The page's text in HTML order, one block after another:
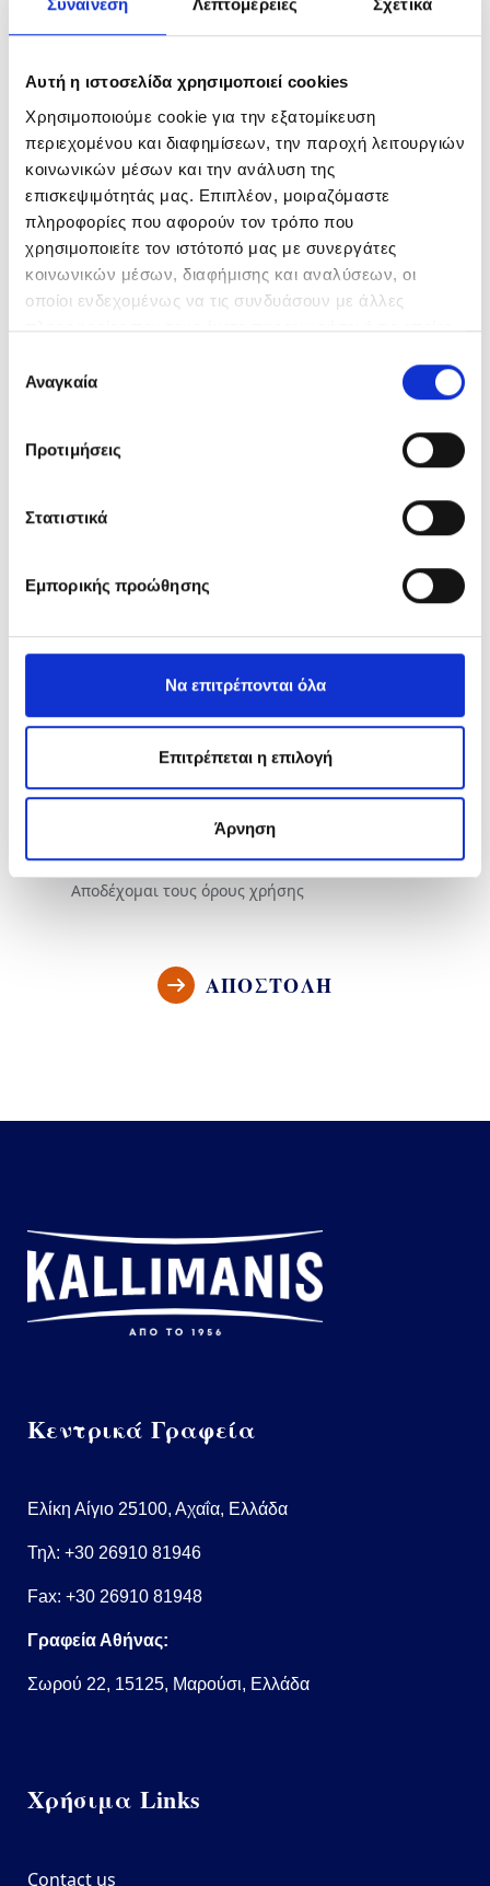
Συναίνεση Λεπτομέρειες Σχετικά
Αυτή η ιστοσελίδα χρησιμοποιεί cookies
Χρησιμοποιούμε cookie για την εξατομίκευση
περιεχομένου και διαφημίσεων, την παροχή λειτουργιών
κοινωνικών μέσων και την ανάλυση της
επισκεψιμότητάς μας. Επιπλέον, μοιραζόμαστε
πληροφορίες που αφορούν τον τρόπο που
χρησιμοποιείτε τον ιστότοπό μας με συνεργάτες
κοινωνικών μέσων, διαφήμισης και αναλύσεων, οι
οποίοι ενδεχομένως να τις συνδυάσουν με άλλες
πληροφορίες που τους έχετε παραχωρήσει ή τις οποίες
των υπηρεσιών τους.
συγκατάθεσης
Αναγκαία
Προτιμήσεις
Στατιστικά
Εμπορικής προώθησης
Να επιτρέπονται όλα
Επιτρέπεται η επιλογή
Άρνηση
Όνομα
Email
Θέμα
Μήνυμα
Όροι χρήσης
Αποδέχομαι τους όρους χρήσης
ΑΠΟΣΤΟΛΗ
Κεντρικά Γραφεία
Ελίκη Αίγιο 25100, Αχαΐα, Ελλάδα
Τηλ: +30 26910 81946
Fax: +30 26910 81948
Γραφεία Αθήνας:
Σωρού 22, 15125, Μαρούσι, Ελλάδα
Χρήσιμα Links
Contact us